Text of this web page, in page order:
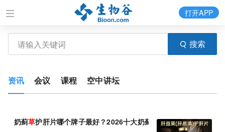
搜索
打开APP
资讯 会议 课程 空中讲坛
奶蓟草护肝片哪个牌子最好？2026十大奶蓟 草产品推荐，破解水